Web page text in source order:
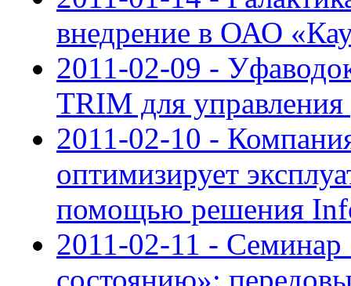
внедрение в ОАО
2011-02-09 -
TRIM для
2011-02-10 -
оптимизирует
помощью решения
2011-02-11 -